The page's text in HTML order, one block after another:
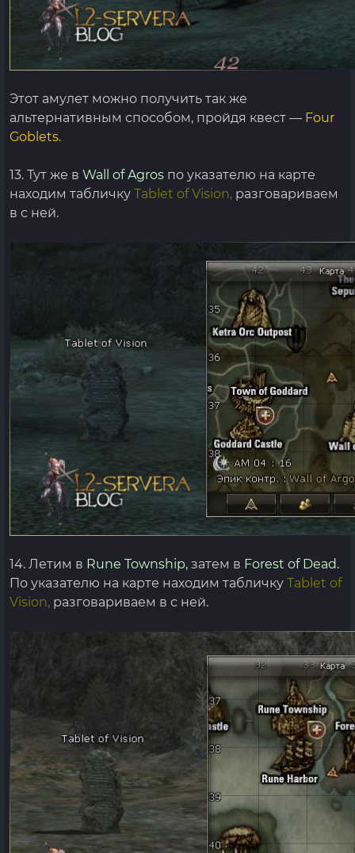
Этот амулет можно получить так же
альтернативным способом, пройдя квест — Four
Goblets.
13. Тут же в Wall of Agros по указателю на карте
находим табличку Tablet of Vision, разговариваем
в с ней.
14. Летим в Rune Township, затем в Forest of Dead.
По указателю на карте находим табличку Tablet of
Vision, разговариваем в с ней.